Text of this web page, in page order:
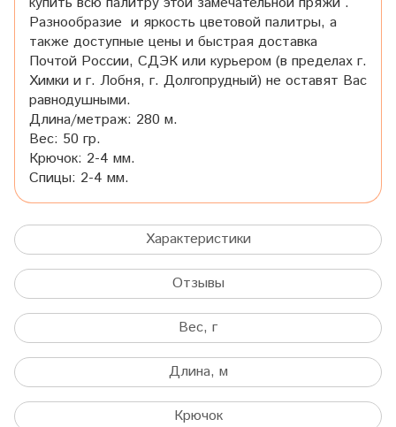
Разнообразие и яркость цветовой палитры, а
также доступные цены и быстрая доставка
Почтой России, СДЭК или курьером (в пределах г.
Химки и г. Лобня, г. Долгопрудный) не оставят Вас
равнодушными.
Длина/метраж: 280 м.
Вес: 50 гр.
Крючок: 2-4 мм.
Спицы: 2-4 мм.
Характеристики
Отзывы
Вес, г
Длина, м
Крючок